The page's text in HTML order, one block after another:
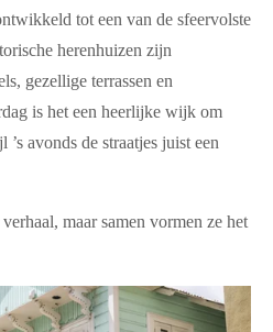
tot een van de sfeervolste
herenhuizen zijn
gezellige terrassen en
is het een heerlijke wijk om
avonds de straatjes juist een
maar samen vormen ze het